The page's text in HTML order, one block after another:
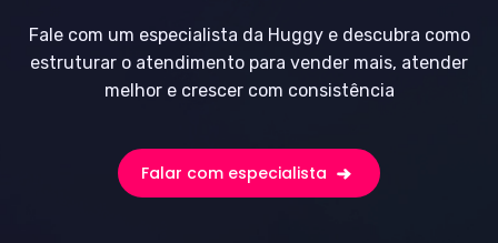
Fale com um especialista da Huggy e descubra como
estruturar o atendimento para vender mais, atender
melhor e crescer com consistência
Falar com especialista